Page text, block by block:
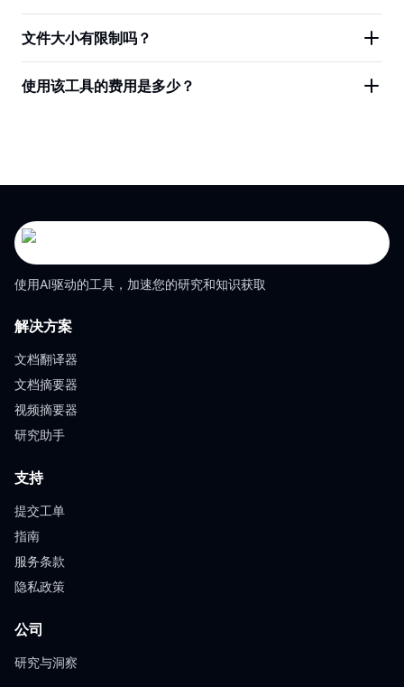
文件大小有限制吗？
使用该工具的费用是多少？
使用AI驱动的工具，加速您的研究和知识获取
解决方案
文档翻译器
文档摘要器
视频摘要器
研究助手
支持
提交工单
指南
服务条款
隐私政策
公司
研究与洞察